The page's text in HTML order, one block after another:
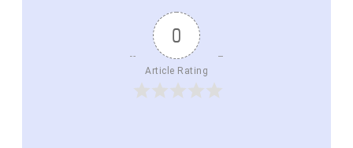
0
Article Rating